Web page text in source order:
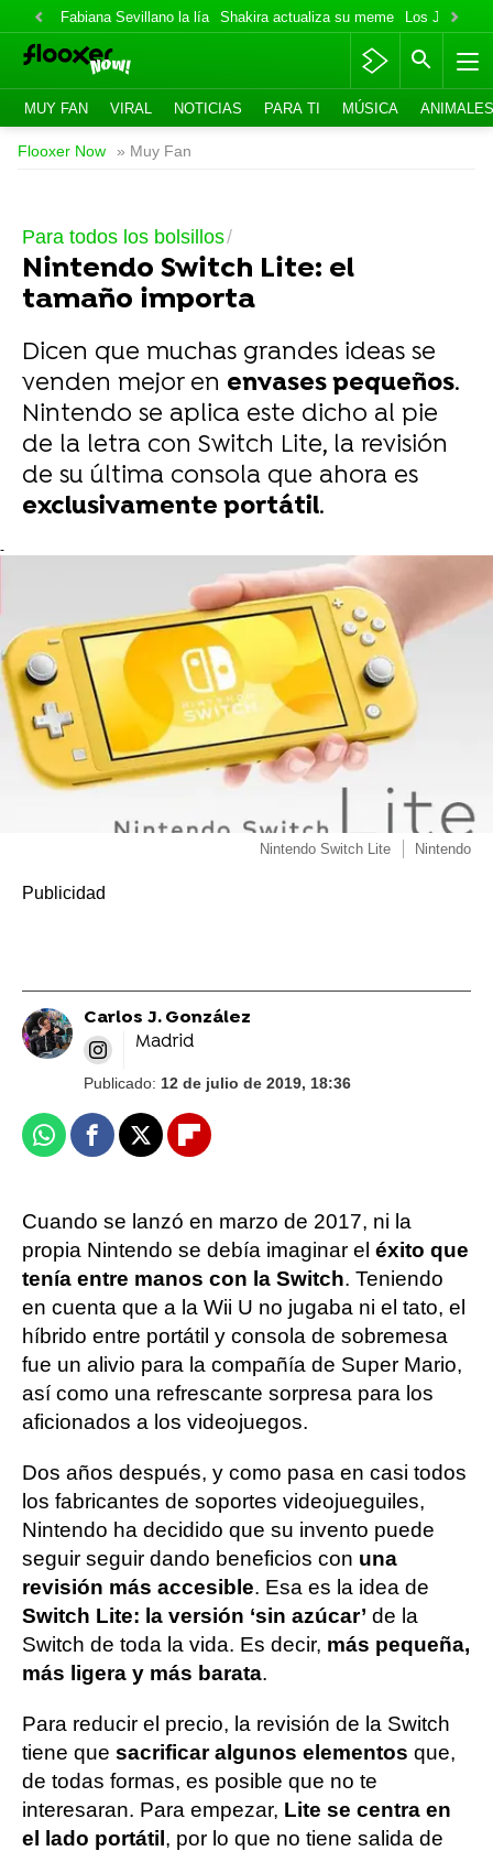
Fabiana Sevillano la lía Shakira actualiza su meme Los Jonas
MUY FAN VIRAL NOTICIAS PARA TI MÚSICA ANIMALES
Flooxer Now » Muy Fan
Para todos los bolsillos
Nintendo Switch Lite: el
tamaño importa
Dicen que muchas grandes ideas se
venden mejor en envases pequeños.
Nintendo se aplica este dicho al pie
de la letra con Switch Lite, la revisión
de su última consola que ahora es
exclusivamente portátil.
-
Nintendo Switch Lite Nintendo
Carlos J. González
Madrid
Publicado: 12 de julio de 2019, 18:36
WhatsappFacebook
X Flipboard
Cuando se lanzó en marzo de 2017, ni la
propia Nintendo se debía imaginar el éxito que
tenía entre manos con la Switch. Teniendo
en cuenta que a la Wii U no jugaba ni el tato, el
híbrido entre portátil y consola de sobremesa
fue un alivio para la compañía de Super Mario,
así como una refrescante sorpresa para los
aficionados a los videojuegos.
Dos años después, y como pasa en casi todos
los fabricantes de soportes videojueguiles,
Nintendo ha decidido que su invento puede
seguir seguir dando beneficios con una
revisión más accesible. Esa es la idea de
Switch Lite: la versión ‘sin azúcar’ de la
Switch de toda la vida. Es decir, más pequeña,
más ligera y más barata.
Para reducir el precio, la revisión de la Switch
tiene que sacrificar algunos elementos que,
de todas formas, es posible que no te
interesaran. Para empezar, Lite se centra en
el lado portátil , por lo que no tiene salida de